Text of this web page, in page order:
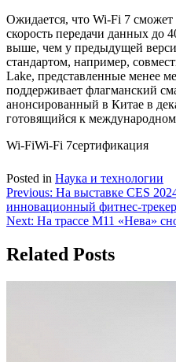
Ожидается, что Wi-Fi 7
скорость передачи данных до
выше, чем у предыдущей
стандартом, например,
Lake, представленные менее
поддерживает флагманский
анонсированный в Китае в
готовящийся к
Wi-FiWi-Fi 7сертификация
Posted in Наука и технологии
Навигация
по
Previous: На выставке CES
инновационный фитнес-
Next: На трассе М11 «Нева»
Related Posts